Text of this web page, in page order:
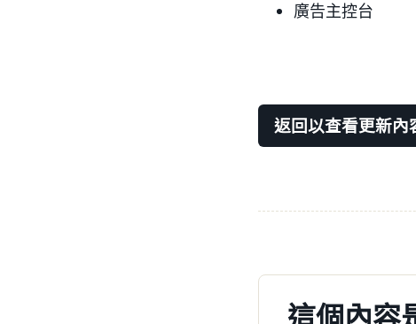
廣告主控台
返回以查看更新內